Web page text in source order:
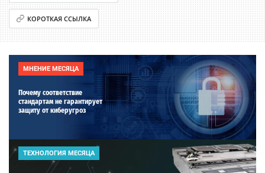
КОРОТКАЯ ССЫЛКА
МНЕНИЕ МЕСЯЦА
Почему соответствие
стандартам не гарантирует
защиту от киберугроз
ТЕХНОЛОГИЯ МЕСЯЦА